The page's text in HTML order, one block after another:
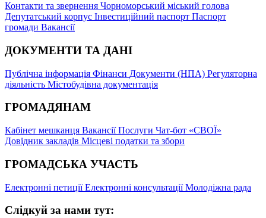
Контакти та звернення Чорноморський міський голова
Депутатський корпус Інвестиційний паспорт Паспорт
громади Вакансії
ДОКУМЕНТИ ТА ДАНІ
Публічна інформація Фінанси Документи (НПА) Регуляторна
діяльність Містобудівна документація
ГРОМАДЯНАМ
Кабінет мешканця ВакансіїПослуги Чат-бот «СВОЇ»
Довідник закладів Місцеві податки та збори
ГРОМАДСЬКА УЧАСТЬ
Електронні петиціїЕлектронні консультаціїМолодіжна рада
Слідкуй за нами тут: